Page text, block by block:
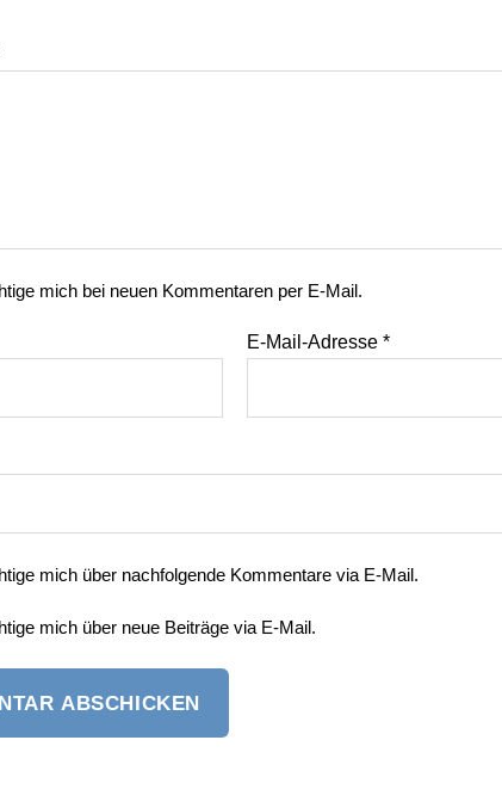
mich bei neuen Kommentaren per E-Mail.
E-Mail-Adresse *
mich über nachfolgende Kommentare via E-Mail.
mich über neue Beiträge via E-Mail.